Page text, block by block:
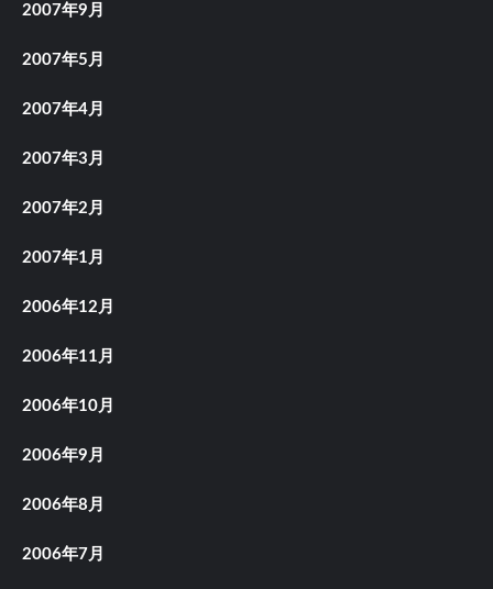
2007年9月
2007年5月
2007年4月
2007年3月
2007年2月
2007年1月
2006年12月
2006年11月
2006年10月
2006年9月
2006年8月
2006年7月